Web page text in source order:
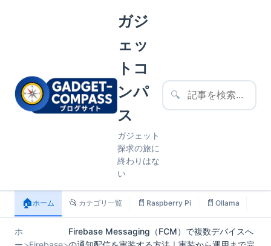
ガジ
ェッ
トコ
ンパ
ス
ガジェット
探求の旅に
終わりはな
い
🔍
🏠ホーム 📂 カテゴリ一覧 📄 Raspberry Pi 📄 Ollama
ホ
Firebase Messaging（FCM）で複数デバイスへ